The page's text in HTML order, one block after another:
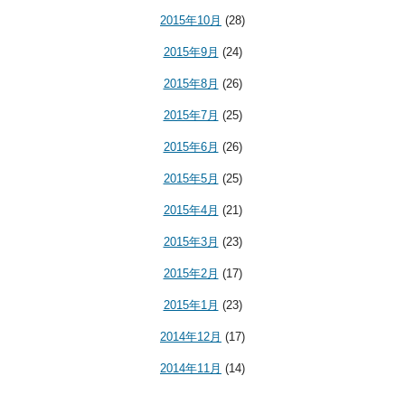
2015年10月 (28)
2015年9月 (24)
2015年8月 (26)
2015年7月 (25)
2015年6月 (26)
2015年5月 (25)
2015年4月 (21)
2015年3月 (23)
2015年2月 (17)
2015年1月 (23)
2014年12月 (17)
2014年11月 (14)